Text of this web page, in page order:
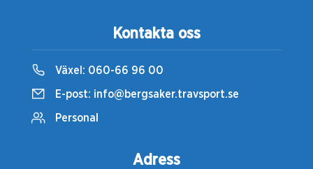
Kontakta oss
Växel: 060-66 96 00
E-post: info@bergsaker.travsport.se
Personal
Adress